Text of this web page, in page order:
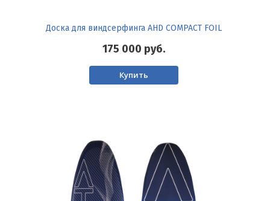
Доска для виндсерфинга AHD COMPACT FOIL
175 000 руб.
Купить